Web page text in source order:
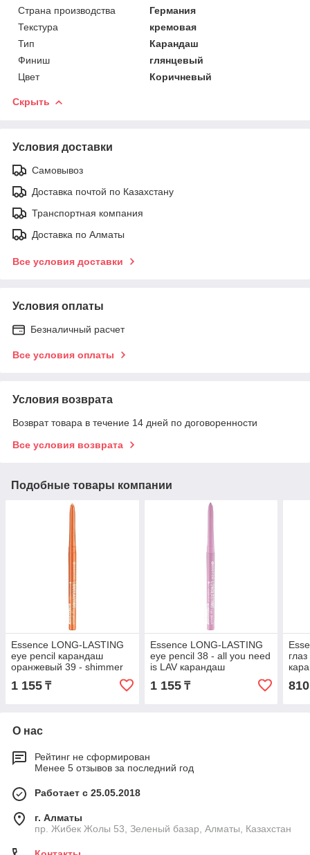
Страна производства
Германия
Текстура
кремовая
Тип
Карандаш
Финиш
глянцевый
Цвет
Коричневый
Скрыть
Условия доставки
Самовывоз
Доставка почтой по Казахстану
Транспортная компания
Доставка по Алматы
Все условия доставки
Условия оплаты
Безналичный расчет
Все условия оплаты
Условия возврата
Возврат товара в течение 14 дней по договоренности
Все условия возврата
Подобные товары компании
Essence LONG-LASTING
eye pencil карандаш
оранжевый 39 - shimmer
SUNsation
1 155 ₸
Essence LONG-LASTING
eye pencil 38 - all you need
is LAV карандаш
фиолетовый 38
1 155₸ 810
О нас
Рейтинг не сформирован
Менее 5 отзывов за последний год
Работает с 25.05.2018
г. Алматы
пр. Жибек Жолы 53, Зеленый базар, Алматы, Казахстан